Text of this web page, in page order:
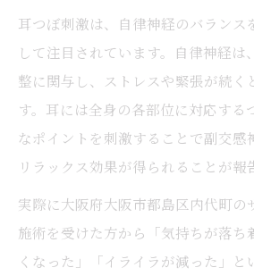
耳つぼ刺激は、自律神経のバランス
して注目されています。自律神経は
整に関与し、ストレスや緊張が続く
す。耳には全身の各部位に対応する
なポイントを刺激することで副交感
リラックス効果が得られることが報
実際に大阪府大阪市都島区内代町の
施術を受けた方から「気持ちが落ち
くなった」「イライラが減った」と